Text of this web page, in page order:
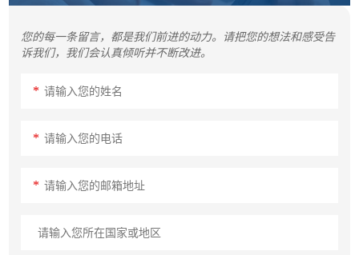
您的每一条留言，都是我们前进的动力。请把您的想法和感受告
诉我们，我们会认真倾听并不断改进。
*
*
*